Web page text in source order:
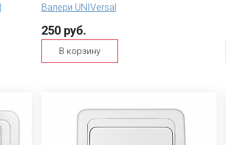
Валери UNIVersal
250 руб.
В корзину